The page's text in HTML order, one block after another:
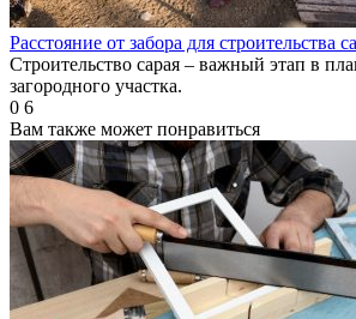
Расстояние от забора для строительства
Строительство сарая – важный этап в
загородного участка.
0 6
Вам также может понравиться